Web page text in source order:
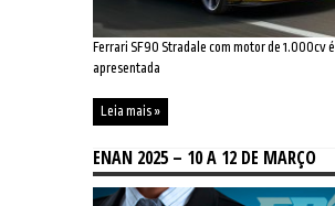
Ferrari SF90 Stradale com motor de 1.000cv é
apresentada
Leia mais »
ENAN 2025 – 10 A 12 DE MARÇO